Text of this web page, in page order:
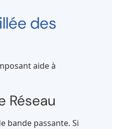
des
aide à
Réseau
bande passante. Si